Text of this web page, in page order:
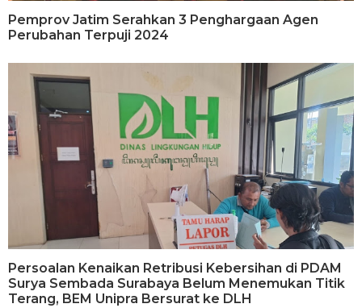
Pemprov Jatim Serahkan 3 Penghargaan Agen
Perubahan Terpuji 2024
Persoalan Kenaikan Retribusi Kebersihan di PDAM
Surya Sembada Surabaya Belum Menemukan Titik
Terang, BEM Unipra Bersurat ke DLH